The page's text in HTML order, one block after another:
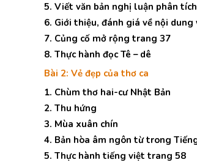
5. Viết văn bản nghị luận phân
6. Giới thiệu, đánh giá về nội
7. Củng cố mở rộng trang 37
8. Thực hành đọc Tê – dê
Bài 2: Vẻ đẹp của thơ ca
1. Chùm thơ hai-cư Nhật Bản
2. Thu hứng
3. Mùa xuân chín
4. Bản hòa âm ngôn từ trong
5. Thực hành tiếng việt trang 58